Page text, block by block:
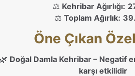
⚖️ Kehribar Ağırlığı:
⚖️ Toplam Ağırlık:
Öne Çıkan
🌿 Doğal Damla Kehribar – Negatif
karşı etkilidir